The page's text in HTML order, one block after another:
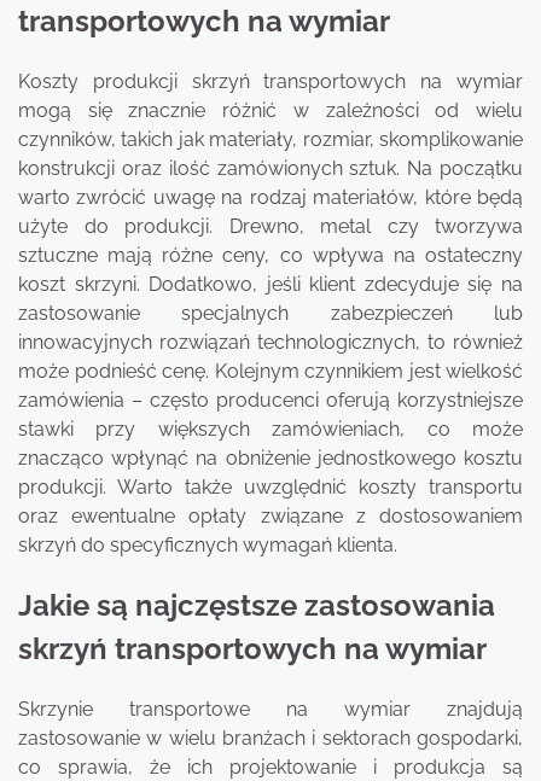
transportowych na wymiar
Koszty produkcji skrzyń transportowych na wymiar
mogą się znacznie różnić w zależności od wielu
czynników, takich jak materiały, rozmiar, skomplikowanie
konstrukcji oraz ilość zamówionych sztuk. Na początku
warto zwrócić uwagę na rodzaj materiałów, które będą
użyte do produkcji. Drewno, metal czy tworzywa
sztuczne mają różne ceny, co wpływa na ostateczny
koszt skrzyni. Dodatkowo, jeśli klient zdecyduje się na
zastosowanie specjalnych zabezpieczeń lub
innowacyjnych rozwiązań technologicznych, to również
może podnieść cenę. Kolejnym czynnikiem jest wielkość
zamówienia – często producenci oferują korzystniejsze
stawki przy większych zamówieniach, co może
znacząco wpłynąć na obniżenie jednostkowego kosztu
produkcji. Warto także uwzględnić koszty transportu
oraz ewentualne opłaty związane z dostosowaniem
skrzyń do specyficznych wymagań klienta.
Jakie są najczęstsze zastosowania
skrzyń transportowych na wymiar
Skrzynie transportowe na wymiar znajdują
zastosowanie w wielu branżach i sektorach gospodarki,
co sprawia, że ich projektowanie i produkcja są